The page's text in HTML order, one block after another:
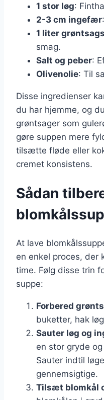
1 stor løg:
2-3 cm ingefær
1 liter
smag.
Salt og peber:
Olivenolie: Til
Disse ingredienser
du har hjemme, og
grøntsager som
gøre suppen mere
tilsætte fløde eller
cremet konsistens.
Sådan
At lave
en enkel proces, der
time. Følg disse trin
suppe:
Forbered
buketter, hak
Sauter løg og
en stor gryde
Sauter indtil
gennemsigtige.
Tilsæt blomkål